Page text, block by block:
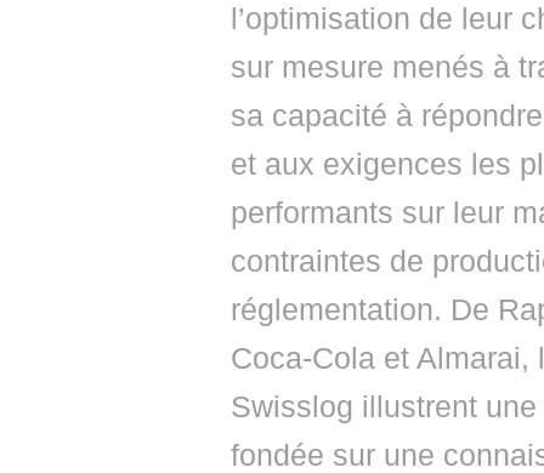
l’optimisation de leur
sur mesure menés à
sa capacité à
et aux exigences les
performants sur leur
contraintes de
réglementation. De
Coca-Cola et
Swisslog illustrent
fondée sur une